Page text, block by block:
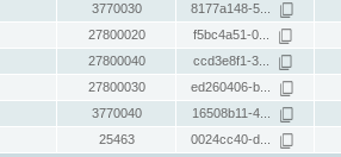
3770030 8177a148-5...
27800020 f5bc4a51-0...
27800040 ccd3e8f1-3...
27800030 ed260406-b...
3770040 16508b11-4...
25463 0024cc40-d...